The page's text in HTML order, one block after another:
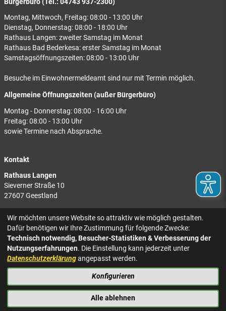
Montag, Mittwoch, Freitag: 08:00 - 13:00 Uhr
Dienstag, Donnerstag: 08:00 - 18:00 Uhr
Rathaus Langen: zweiter Samstag im Monat
Rathaus Bad Bederkesa: erster Samstag im Monat
Samstagsöffnungszeiten: 08:00 - 13:00 Uhr
Besuche im Einwohnermeldeamt sind nur mit Termin möglich.
Allgemeine Öffnungszeiten (außer Bürgerbüro)
Montag - Donnerstag: 08:00 - 16:00 Uhr
Freitag: 08:00 - 13:00 Uhr
sowie Termine nach Absprache.
Kontakt
Rathaus Langen
Sieverner Straße 10
27607 Geestland
Rathaus Bad Bederkesa
Am Markt 8
27624 Geestland
Tel.: 04743 937-2300
KONTAKT
IMPRESSUM
NACH OBEN
Wir möchten unsere Website so attraktiv wie möglich gestalten.
Dafür benötigen wir Ihre Zustimmung für folgende Zwecke:
Technisch notwendig, Besucher-Statistiken & Verbesserung der
Nutzungserfahrungen. Die Einstellung kann jederzeit unter
Datenschutzerklärungangepasst werden.
Konfigurieren
Alle ablehnen